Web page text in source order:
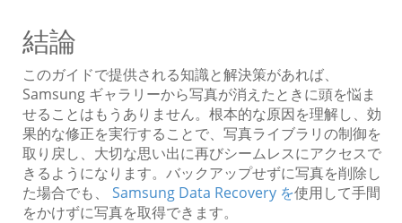
結論
このガイドで提供される知識と解決策があれば、
Samsung ギャラリーから写真が消えたときに頭を悩ま
せることはもうありません。根本的な原因を理解し、効
果的な修正を実行することで、写真ライブラリの制御を
取り戻し、大切な思い出に再びシームレスにアクセスで
きるようになります。バックアップせずに写真を削除し
た場合でも、 Samsung Data Recovery を使用して手間
をかけずに写真を取得できます。